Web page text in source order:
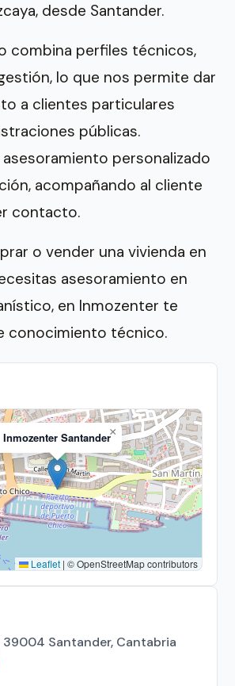
desde Santander.
combina perfiles técnicos,
lo que nos permite dar
a clientes particulares
públicas.
personalizado
acompañando al cliente
contacto.
o vender una vivienda en
asesoramiento en
en Inmozenter te
conocimiento técnico.
Inmozenter Santander×
Leaflet | © OpenStreetMap contributors
39004 Santander, Cantabria